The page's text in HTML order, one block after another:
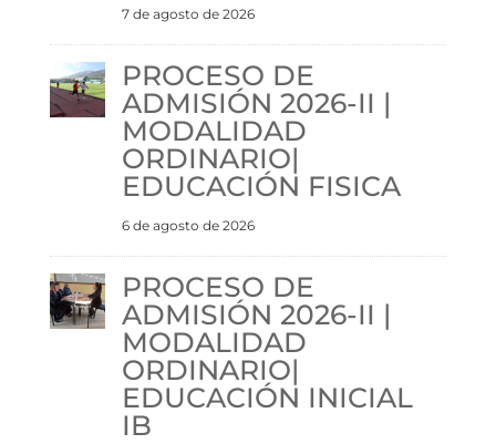
7 de agosto de 2026
PROCESO DE
ADMISIÓN 2026-II |
MODALIDAD
ORDINARIO|
EDUCACIÓN FISICA
6 de agosto de 2026
PROCESO DE
ADMISIÓN 2026-II |
MODALIDAD
ORDINARIO|
EDUCACIÓN INICIAL
IB